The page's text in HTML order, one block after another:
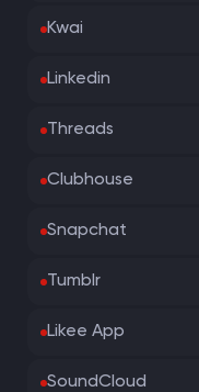
Kwai
Linkedin
Threads
Clubhouse
Snapchat
Tumblr
Likee App
SoundCloud